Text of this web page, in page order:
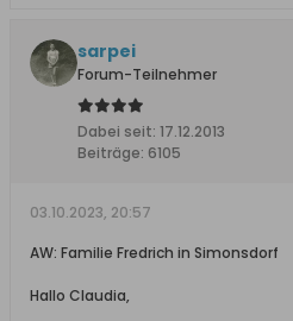
sarpei
Forum-Teilnehmer
Dabei seit: 17.12.2013
Beiträge: 6105
03.10.2023, 20:57
AW: Familie Fredrich in Simonsdorf
Hallo Claudia,